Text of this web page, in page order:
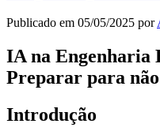
Publicado em 05/05/2025 por
IA na Engenharia
Preparar para
Introdução